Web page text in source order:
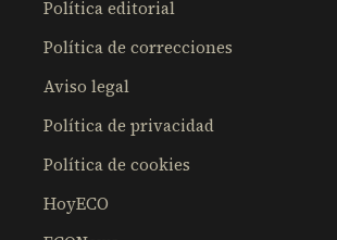
Política editorial
Política de correcciones
Aviso legal
Política de privacidad
Política de cookies
HoyECO